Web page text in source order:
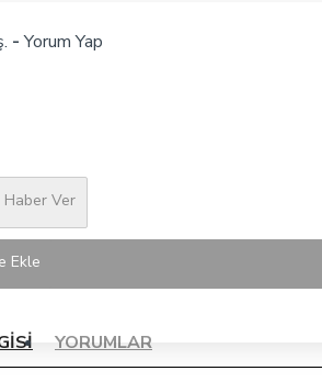
- Yorum Yap
Ver
Ekle
YORUMLAR